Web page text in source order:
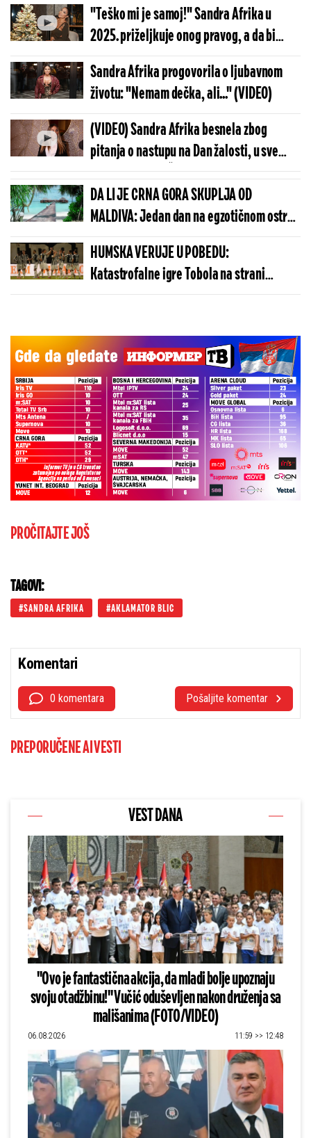
"Teško mi je samoj!" Sandra Afrika u
2025. priželjkuje onog pravog, a da bi
osvojio njeno srce mora da bude... (VIDEO)
Sandra Afrika progovorila o ljubavnom
životu: "Nemam dečka, ali..." (VIDEO)
(VIDEO) Sandra Afrika besnela zbog
pitanja o nastupu na Dan žalosti, u sve
uplela Zdravka Čolića: Pozovite njega, pa
ga pitajte!
DA LI JE CRNA GORA SKUPLJA OD
MALDIVA: Jedan dan na egzotičnom ostrvu
može da košta manje nego u Budvi
HUMSKA VERUJE U POBEDU:
Katastrofalne igre Tobola na strani
ulivaju samopouzdanje Partizanu
PROČITAJTE JOŠ
TAGOVI:
SANDRA AFRIKA AKLAMATOR BLIC
Komentari
0 komentara Pošaljite komentar
PREPORUČENE AI VESTI
VEST DANA
"Ovo je fantastična akcija, da mladi bolje upoznaju
svoju otadžbinu!" Vučić oduševljen nakon druženja sa
mališanima (FOTO/VIDEO)
06.08.2026 11:59 >> 12:48